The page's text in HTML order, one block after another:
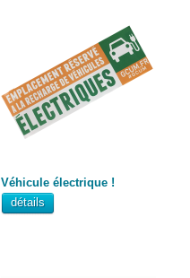
Véhicule électrique !
détails